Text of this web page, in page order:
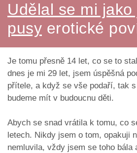
Udělal se mi
pusy erotické
Je tomu přesně 14 let, co se to
dnes je mi 29 let, jsem úspěšná
přítele, a když se vše podaří, tak
budeme mít v budoucnu děti.
Abych se snad vrátila k tomu, co
letech. Nikdy jsem o tom, opakuji
nemluvila, vždy jsem se toho bála